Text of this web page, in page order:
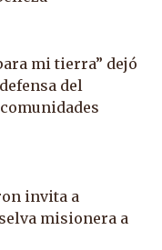
mi tierra” dejó
del
invita a
misionera a